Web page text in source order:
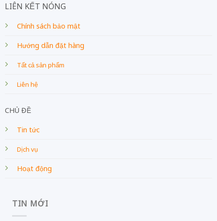
LIÊN KẾT NÓNG
Chính sách bảo mật
Hướng dẫn đặt hàng
Tất cả sản phẩm
Liên hệ
CHỦ ĐỀ
Tin tức
Dịch vụ
Hoạt động
TIN MỚI